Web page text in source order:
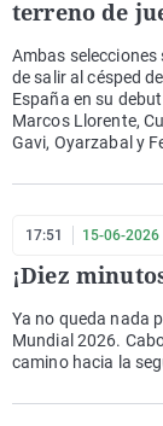
terreno de
Ambas
de salir al césped
España en su
Marcos Llorente,
Gavi, Oyarzabal y
17:51 15-06-2026
¡Diez
Ya no queda nada
Mundial 2026.
camino hacia la